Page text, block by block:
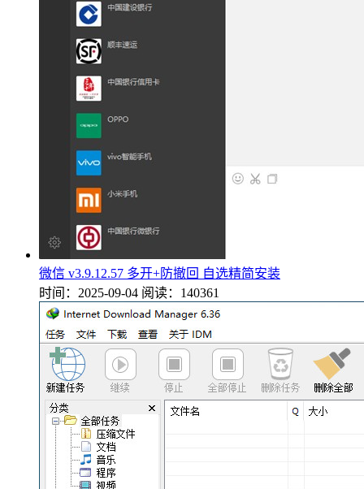
微信 v3.9.12.57 多开+防撤回 自选精简安装
时间：2025-09-04 阅读：140361